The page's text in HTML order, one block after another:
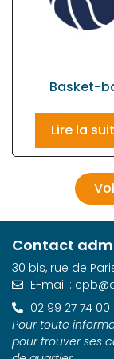
Basket-
Lire la
Contact
30 bis, rue de
E-mail :
02 99 27 74 00
Pour toute
pour trouver ses